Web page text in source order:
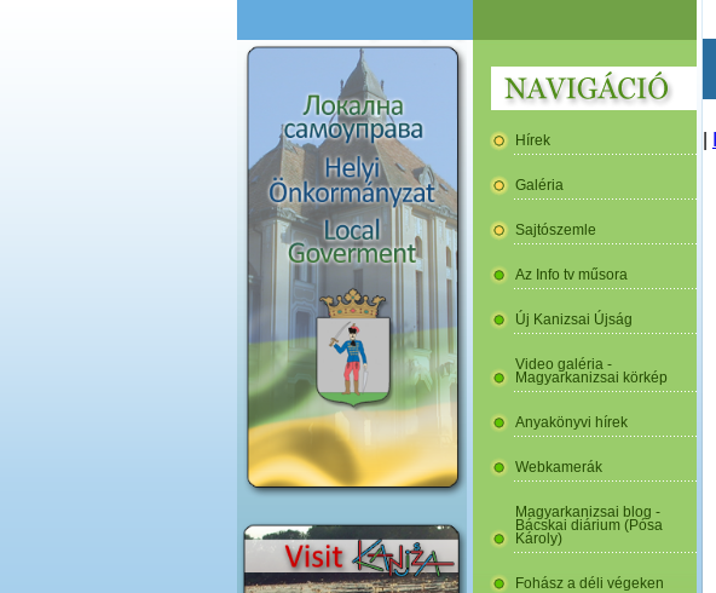
Hírek
Galéria
Sajtószemle
Az Info tv műsora
Új Kanizsai Újság
Video galéria -
Magyarkanizsai körkép
Anyakönyvi hírek
Webkamerák
Magyarkanizsai blog -
Bácskai diárium (Pósa
Károly)
Fohász a déli végeken